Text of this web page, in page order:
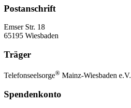
Postanschrift
Emser Str. 18
65195 Wiesbaden
Träger
Telefonseelsorge® Mainz-Wiesbaden e.V.
Spendenkonto